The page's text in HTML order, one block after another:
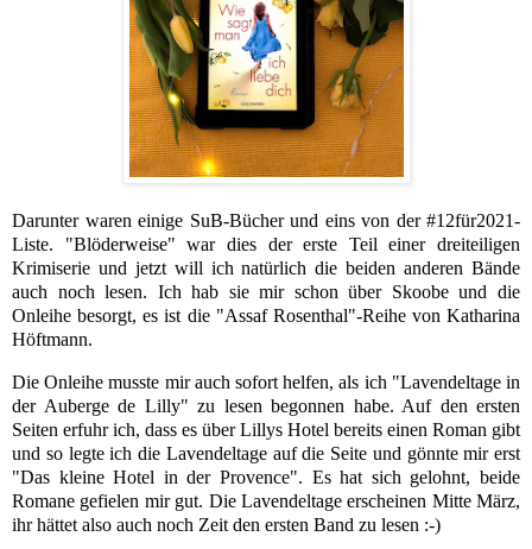
Darunter waren einige SuB-Bücher und eins von der #12für2021-
Liste. "Blöderweise" war dies der erste Teil einer dreiteiligen
Krimiserie und jetzt will ich natürlich die beiden anderen Bände
auch noch lesen. Ich hab sie mir schon über Skoobe und die
Onleihe besorgt, es ist die "Assaf Rosenthal"-Reihe von Katharina
Höftmann.
Die Onleihe musste mir auch sofort helfen, als ich "Lavendeltage in
der Auberge de Lilly" zu lesen begonnen habe. Auf den ersten
Seiten erfuhr ich, dass es über Lillys Hotel bereits einen Roman gibt
und so legte ich die Lavendeltage auf die Seite und gönnte mir erst
"Das kleine Hotel in der Provence". Es hat sich gelohnt, beide
Romane gefielen mir gut. Die Lavendeltage erscheinen Mitte März,
ihr hättet also auch noch Zeit den ersten Band zu lesen :-)